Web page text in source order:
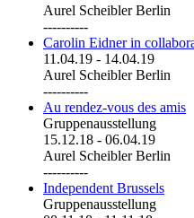
Aurel Scheibler Berlin
----------
Carolin Eidner in
11.04.19 - 14.04.19
Aurel Scheibler Berlin
----------
Au rendez-vous des amis
Gruppenausstellung
15.12.18 - 06.04.19
Aurel Scheibler Berlin
----------
Independent Brussels
Gruppenausstellung